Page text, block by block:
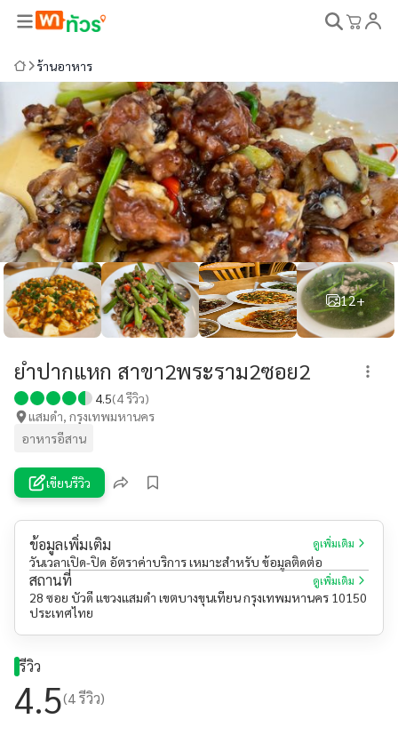
ร้านอาหาร
12+
ยำปากแหก สาขา2พระราม2ซอย2
4.5(4รีวิว)
แสมดำ, กรุงเทพมหานคร
อาหารอีสาน
เขียนรีวิว
ข้อมูลเพิ่มเติม ดูเพิ่มเติม
วันเวลาเปิด-ปิด อัตราค่าบริการ เหมาะสำหรับ ข้อมูลติดต่อ
สถานที่ ดูเพิ่มเติม
28 ซอย บัวดี แขวงแสมดำ เขตบางขุนเทียน กรุงเทพมหานคร 10150
ประเทศไทย
รีวิว
4.5(4รีวิว)